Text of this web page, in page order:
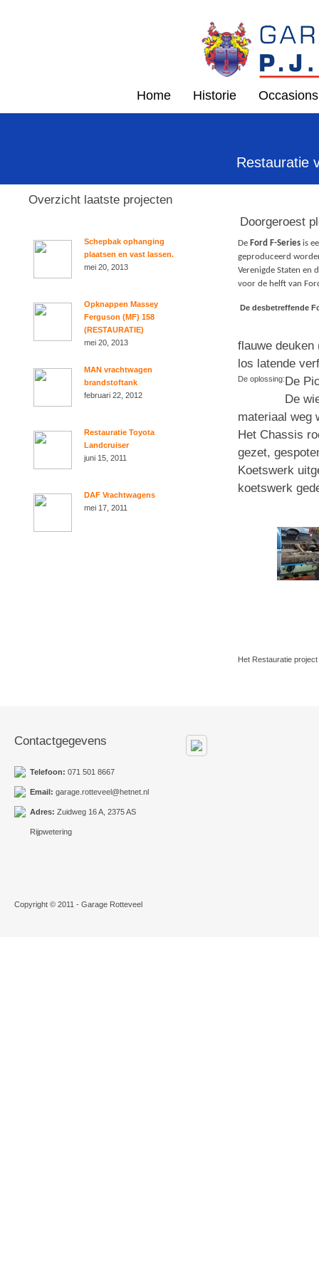
Home Historie Occasions
Restauratie
Overzicht laatste projecten
Schepbak ophanging
plaatsen en vast lassen.
mei 20, 2013
Opknappen Massey
Ferguson (MF) 158
(RESTAURATIE)
mei 20, 2013
MAN vrachtwagen
brandstoftank
februari 22, 2012
Restauratie Toyota
Landcruiser
juni 15, 2011
DAF Vrachtwagens
mei 17, 2011
De Ford F-Series is
geproduceerd
Verenigde Staten en
voor de helft van
De desbetreffende
Doorgeroest
flauwe
los latende
De oplossing:De
De
materiaal weg
Het Chassis
gezet,
Koetswerk
koetswerk
Het Restauratie
Contactgegevens
Telefoon: 071 501 8667
Email: garage.rotteveel@hetnet.nl
Adres: Zuidweg 16 A, 2375 AS
Rijpwetering
Copyright © 2011 - Garage Rotteveel